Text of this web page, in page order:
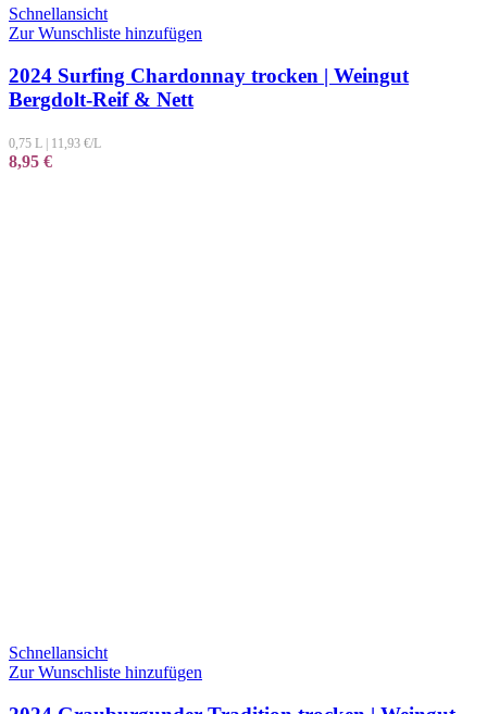
Schnellansicht
Zur Wunschliste hinzufügen
2024 Surfing Chardonnay trocken | Weingut
Bergdolt-Reif & Nett
0,75 L | 11,93 €/L
8,95 €
Schnellansicht
Zur Wunschliste hinzufügen